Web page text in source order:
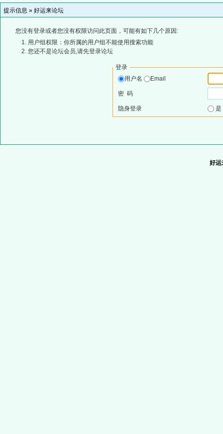
提示信息 » 好运来论坛
您没有登录或者您没有权限访问此页面，可能有如下几个原因:
用户组权限：你所属的用户组不能使用搜索功能
您还不是论坛会员,请先登录论坛
登录
用户名
Email
密 码
隐身登录
好